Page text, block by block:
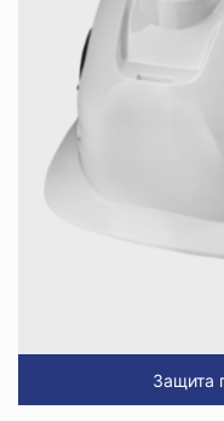
Защита